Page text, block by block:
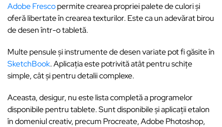
Adobe Frescopermite crearea propriei palete de culori și
oferă libertate în crearea texturilor. Este ca un adevărat birou
de desen într-o tabletă.
Multe pensule și instrumente de desen variate pot fi găsite în
SketchBook. Aplicația este potrivită atât pentru schițe
simple, cât și pentru detalii complexe.
Aceasta, desigur, nu este lista completă a programelor
disponibile pentru tablete. Sunt disponibile și aplicații etalon
în domeniul creativ, precum Procreate, Adobe Photoshop,